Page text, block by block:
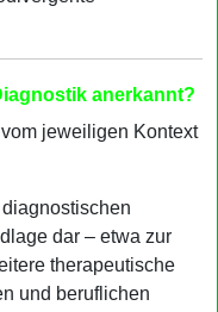
anerkannt?
jeweiligen Kontext
dar – etwa zur
therapeutische
und beruflichen